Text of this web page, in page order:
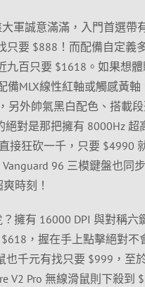
軍誠意滿滿，入門首選帶
只要 $888！而配備自定義
九百只要 $1618。如果想
備MLX線性紅軸或觸感黃
另外帥氣黑白配色、搭載
對是那把擁有 8000Hz 超
接狂砍一千，只要 $4990
96 三模鍵盤也同
時刻！
擁有 16000 DPI 與對稱六
，握在手上點擊絕對不
也千元有找只要 $999，至
V2 Pro 無線滑鼠則下殺到